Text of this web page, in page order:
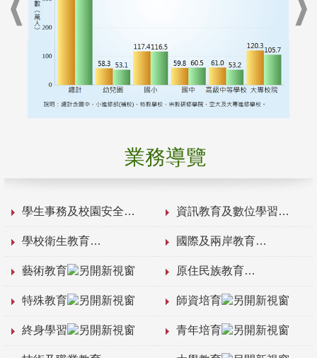
業務導覽
學生事務及校園安全 資訊教育及數位學習
學校衛生教育 國際及兩岸教育
藝術教育 原住民族教育
特殊教育 師資培育
終身學習 青年培育